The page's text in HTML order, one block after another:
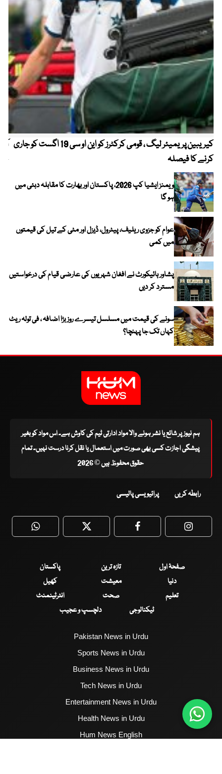
کیریبین پریمیئر لیگ ، قومی کرکٹرز کو این او سی 19 اگست کو جاری
کرنے کا فیصلہ
ویمنز ایشیا کپ 2026، پاکستان اور بھارت کا مقابلہ دبئی میں
ہو گا
عوام کو جزوی ریلیف، پیٹرول، ڈیزل اور مٹی کے تیل کی قیمتوں
میں کمی
پشاور ہائیکورٹ نے افغان شہریوں کی عارضی قیام کی درخواستیں
مسترد کر دیں
سونے کی قیمت میں مسلسل تیسرے روز بڑا اضافہ ، فی تولہ ریٹ
کہاں تک جا پہنچا؟
ہم نیوز پر شائع یا نشر ہونے والا مواد ادارتی ٹیم کی کاوش ہے۔ اس مواد کو بغیر
پیشگی اجازت کسی بھی صورت میں استعمال یا نقل کرنا درست نہیں۔ تمام
حقوق محفوظ ہیں © 2026
رابطہ کریں پرائیویسی پالیسی
WhatsApp Twitter Facebook
صفحۂ اول تازہ ترین
پاکستان
دنیا
معیشت
کھیل
تعلیم
صحت
انٹرٹینمنٹ
ٹیکنالوجی
دلچسپ و عجیب
Pakistan News in Urdu
Sports News in Urdu
Business News in Urdu
Tech News in Urdu
Entertainment News in Urdu
Health News in Urdu
Hum News English